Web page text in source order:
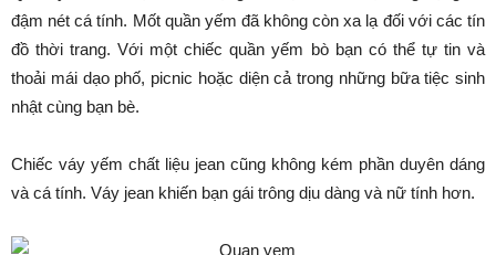
đậm nét cá tính. Mốt quần yếm đã không còn xa lạ đối với các tín
đồ thời trang. Với một chiếc quần yếm bò bạn có thể tự tin và
thoải mái dạo phố, picnic hoặc diện cả trong những bữa tiệc sinh
nhật cùng bạn bè.
Chiếc váy yếm chất liệu jean cũng không kém phần duyên dáng
và cá tính. Váy jean khiến bạn gái trông dịu dàng và nữ tính hơn.